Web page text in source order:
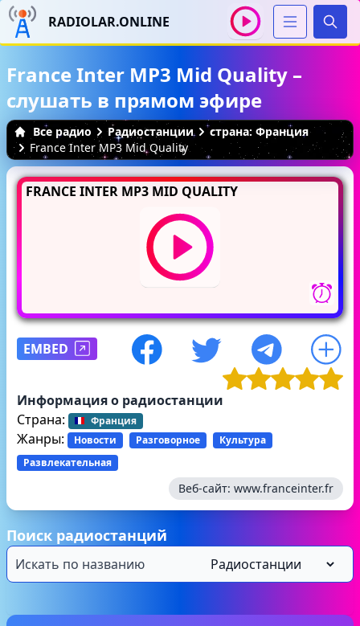
RADIOLAR.ONLINE
France Inter MP3 Mid Quality –
слушать в прямом эфире
Все радио Радиостанции
страна: Франция
France Inter MP3 Mid Quality
FRANCE INTER MP3 MID QUALITY
EMBED
Информация о радиостанции
Страна:
Франция
Жанры: Новости Разговорное
Культура
Развлекательная
Веб-сайт: www.franceinter.fr
Поиск радиостанций